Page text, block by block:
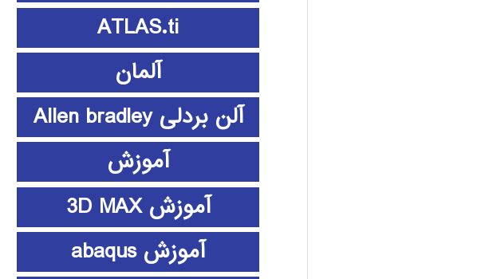
ATLAS.ti
آلمان
آلن بردلی Allen bradley
آموزش
آموزش 3D MAX
آموزش abaqus